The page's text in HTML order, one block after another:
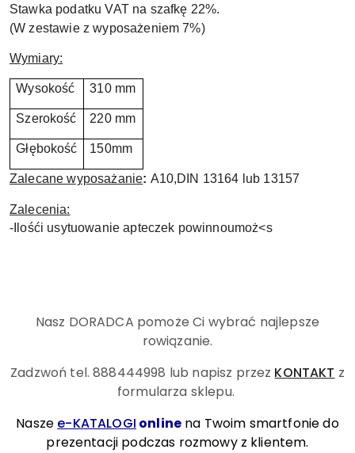
Stawka podatku VAT na szafkę 22%.
(W zestawie z wyposażeniem 7%)
Wymiary:
Wysokość 310 mm
Szerokość 220 mm
Głębokość 150mm
Zalecane wyposażanie: A10,DIN 13164 lub 13157
Zalecenia:
-Ilośći usytuowanie apteczek powinnoumoż<s
Nasz DORADCA pomoże Ci wybrać najlepsze
rowiązanie.
Zadzwoń tel. 888444998 lub napisz przez KONTAKT z
formularza sklepu.
Nasze e-KATALOGI online na Twoim smartfonie do
prezentacji podczas rozmowy z klientem.